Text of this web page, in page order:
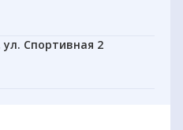
ул. Спортивная 2